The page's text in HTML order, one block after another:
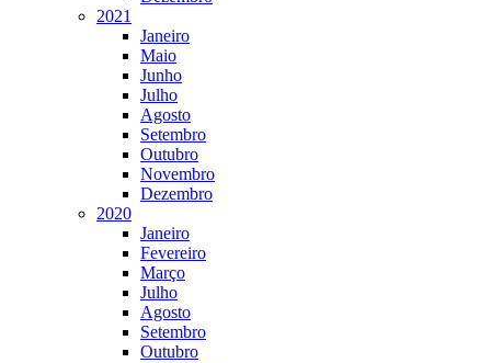
2021
Janeiro
Maio
Junho
Julho
Agosto
Setembro
Outubro
Novembro
Dezembro
2020
Janeiro
Fevereiro
Março
Julho
Agosto
Setembro
Outubro